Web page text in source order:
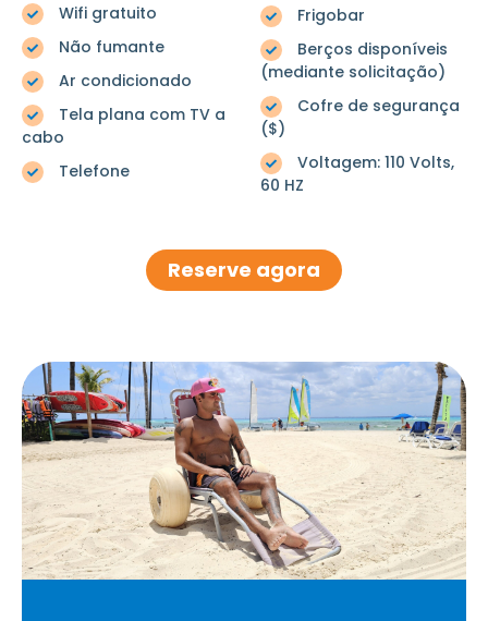
Wifi gratuito
Não fumante
Ar condicionado
Tela plana com TV a
cabo
Telefone
Frigobar
Berços disponíveis
(mediante solicitação)
Cofre de segurança
($)
Voltagem: 110 Volts,
60 HZ
Reserve agora